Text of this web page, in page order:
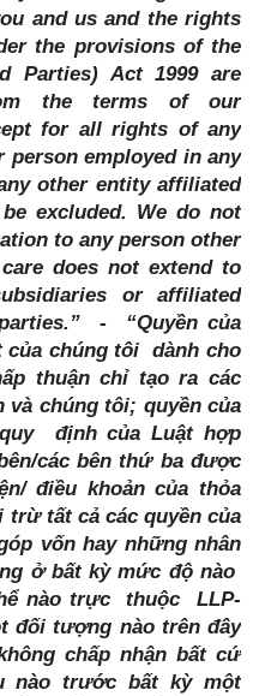
and us and the rights
the provisions of the
Parties) Act 1999 are
the terms of our
for all rights of any
employed in any
other entity affiliated
excluded. We do not
to any person other
does not extend to
or affiliated
- “Quyền của
của chúng tôi dành cho
thuận chỉ tạo ra các
và chúng tôi; quyền của
định của Luật hợp
các bên thứ ba được
điều khoản của thỏa
tất cả các quyền của
vốn hay những nhân
ở bất kỳ mức độ nào
nào trực thuộc LLP-
đối tượng nào trên đây
chấp nhận bất cứ
nào trước bất kỳ một